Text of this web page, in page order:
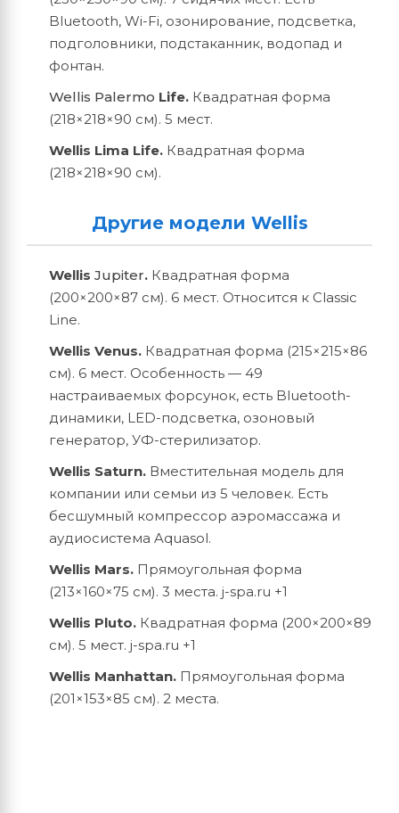
Bluetooth, Wi-Fi, озонирование, подсветка,
подголовники, подстаканник, водопад и
фонтан.
Wellis Palermo Life. Квадратная форма
(218×218×90 см). 5 мест.
Wellis Lima Life. Квадратная форма
(218×218×90 см).
Другие модели Wellis
Wellis Jupiter. Квадратная форма
(200×200×87 см). 6 мест. Относится к Classic
Line.
Wellis Venus. Квадратная форма (215×215×86
см). 6 мест. Особенность — 49
настраиваемых форсунок, есть Bluetooth-
динамики, LED-подсветка, озоновый
генератор, УФ-стерилизатор.
Wellis Saturn. Вместительная модель для
компании или семьи из 5 человек. Есть
бесшумный компрессор аэромассажа и
аудиосистема Aquasol.
Wellis Mars. Прямоугольная форма
(213×160×75 см). 3 места. j-spa.ru +1
Wellis Pluto. Квадратная форма (200×200×89
см). 5 мест. j-spa.ru +1
Wellis Manhattan. Прямоугольная форма
(201×153×85 см). 2 места.